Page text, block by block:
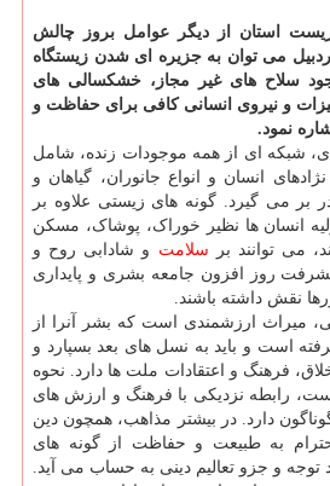
استان از دیگر عوامل بروز چالش
می توان به جزیره ای شدن زیستگاه
سلاح های غیر مجاز، خشکسالی های
و نیروی انسانی کافی برای حفاظت و
نمود.
شبکه ای از همه موجودات زنده، شامل
انسان و انواع جانوران، گیاهان و
بر می گیرد. گونه های زیستی علاوه بر
انسان ها نظیر خوراک، پوشاک، مسکن
می توانند بر سلامت و شادابی روح و
روز افزون جامعه بشری و پایداری
نقش داشته باشند.
میراث ارزشمندی است که بشر آنرا از
است و باید به نسل های بعد بسپارد و
فرهنگ و اعتقادات ملت ها دارد. نحوه
رابطه نزدیکی با فرهنگ و ارزش های
دارد. در بیشتر مذاهب، همچون دین
به طبیعت و حفاظت از گونه های
و جزو تعالیم دینی به حساب می آید.